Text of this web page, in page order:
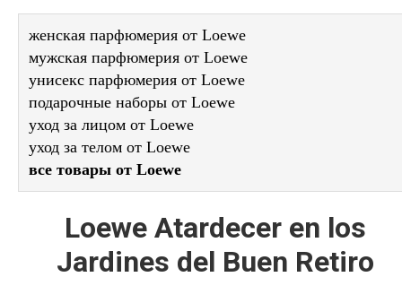
женская парфюмерия от Loewe
мужская парфюмерия от Loewe
унисекс парфюмерия от Loewe
подарочные наборы от Loewe
уход за лицом от Loewe
уход за телом от Loewe
все товары от Loewe
Loewe Atardecer en los
Jardines del Buen Retiro